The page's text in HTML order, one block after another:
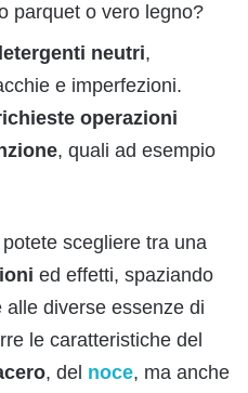
parquet o vero legno?
neutri,
e imperfezioni.
operazioni
, quali ad esempio
scegliere tra una
ed effetti, spaziando
diverse essenze di
le caratteristiche del
, del noce, ma anche